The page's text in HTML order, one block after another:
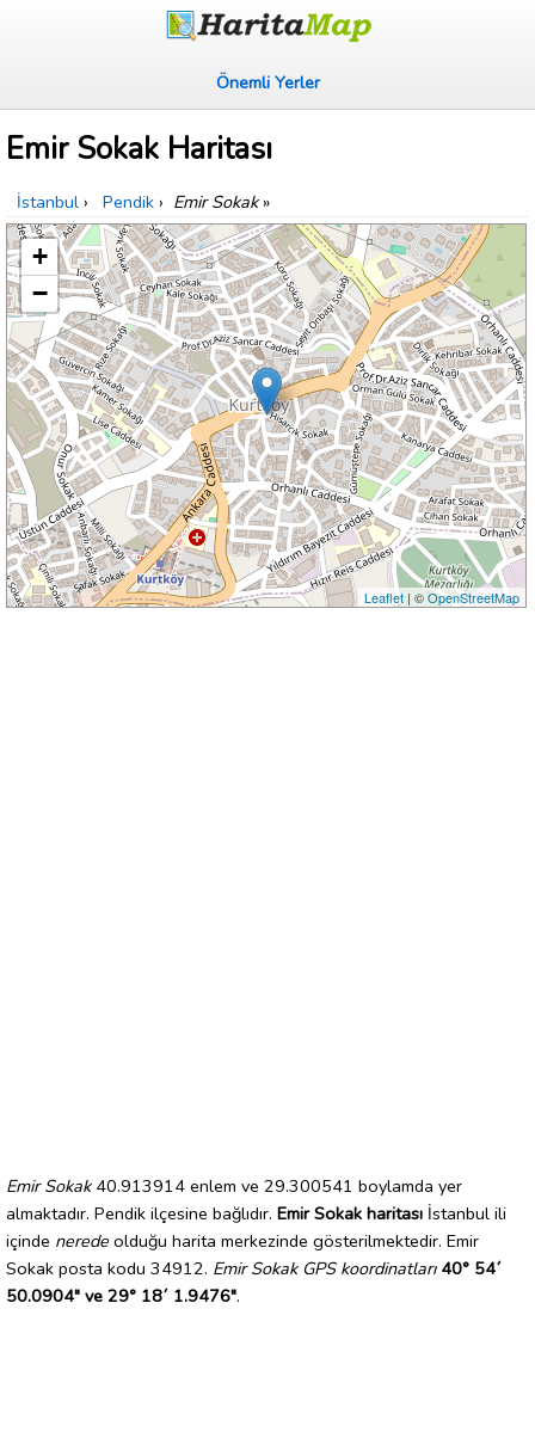
Önemli Yerler
Emir Sokak Haritası
İstanbul › Pendik › Emir Sokak»
+
−
Leaflet| ©OpenStreetMap
Emir Sokak40.913914 enlem ve 29.300541 boylamda yer
almaktadır. Pendik ilçesine bağlıdır. Emir Sokak haritası İstanbul ili
içinde nerede olduğu harita merkezinde gösterilmektedir. Emir
Sokak posta kodu 34912. Emir Sokak GPS koordinatları 40° 54´
50.0904" ve 29° 18´ 1.9476".